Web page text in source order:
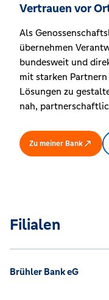
Vertrauen vor
Als
übernehmen
bundesweit und
mit starken
Lösungen zu
nah,
Zu meiner Bank
Filialen
Brühler Bank eG